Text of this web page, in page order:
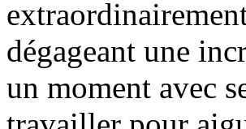
dégageant une
un moment avec